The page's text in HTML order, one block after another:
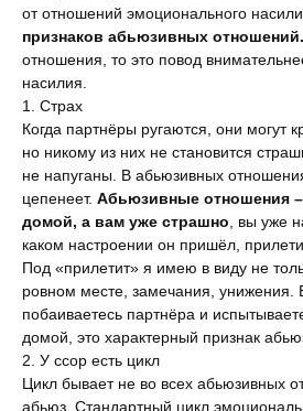
от отношений эмоционального
признаков абьюзивных отношений.
отношения, то это повод
насилия.
1. Страх
Когда партнёры ругаются, они могут
но никому из них не становится
не напуганы. В абьюзивных
цепенеет. Абьюзивные отношения –
домой, а вам уже страшно , вы уже
каком настроении он пришёл,
Под «прилетит» я имею в виду не
ровном месте, замечания, унижения.
побаиваетесь партнёра и
домой, это характерный признак
2. У ссор есть цикл
Цикл бывает не во всех абьюзивных
абьюз. Стандартный цикл
Развод
Кинозал
Сделать семью дружной
Воспитать детей счастливыми
Братья и сестры
Отец и дети
Саморазвитие
Деньги